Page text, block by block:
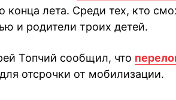
конца лета. Среди тех, кто
и родители троих детей.
Топчий сообщил, что
для отсрочки от мобилизации.